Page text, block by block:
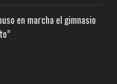
en marcha el gimnasio